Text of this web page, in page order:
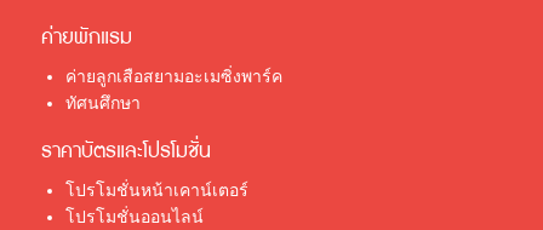
ค่ายพักแรม
ค่ายลูกเสือสยามอะเมซิ่งพาร์ค
ทัศนศึกษา
ราคาบัตรและโปรโมชั่น
โปรโมชั่นหน้าเคาน์เตอร์
โปรโมชั่นออนไลน์